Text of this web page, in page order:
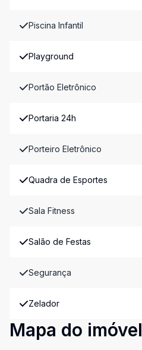
Piscina Infantil
Playground
Portão Eletrônico
Portaria 24h
Porteiro Eletrônico
Quadra de Esportes
Sala Fitness
Salão de Festas
Segurança
Zelador
Mapa do imóvel